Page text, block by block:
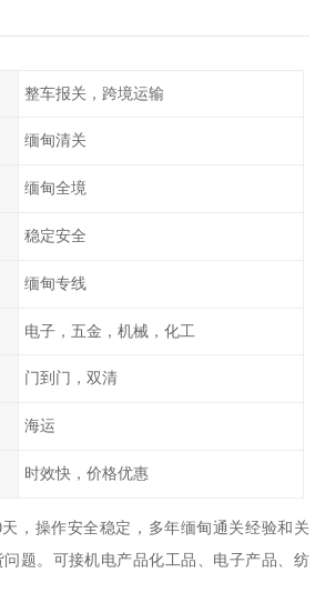
整车报关，跨境运输
缅甸清关
缅甸全境
稳定安全
缅甸专线
电子，五金，机械，化工
门到门，双清
海运
时效快，价格优惠
，操作安全稳定，多年缅甸通关经验和关
题。可接机电产品化工品、电子产品、纺